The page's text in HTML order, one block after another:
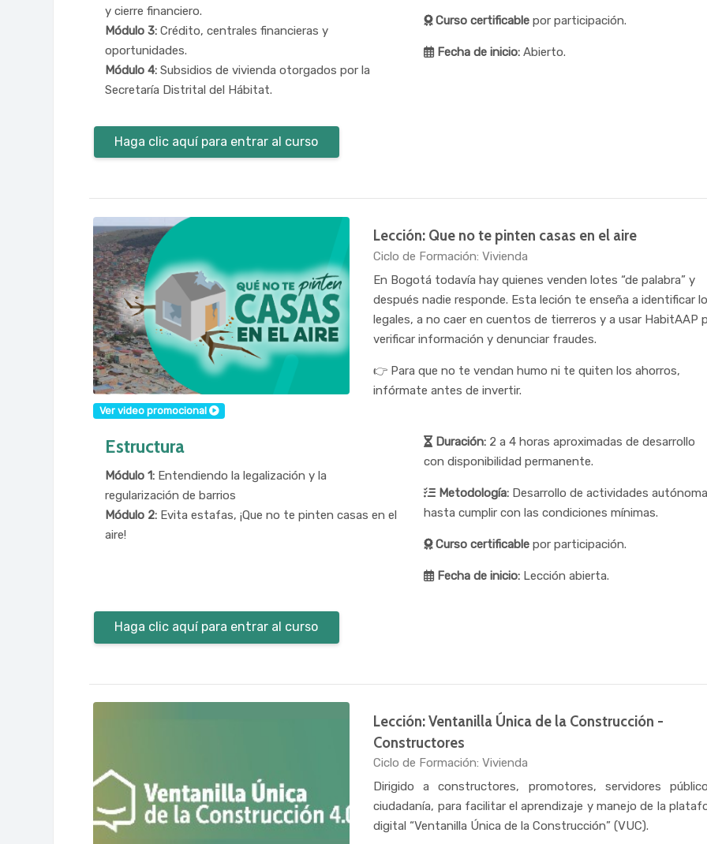
y cierre financiero.
Módulo 3:Crédito, centrales financieras y
oportunidades.
Módulo 4:Subsidios de vivienda otorgados por la
Secretaría Distrital del Hábitat.
Curso certificablepor participación.
Fecha de inicio:Abierto.
Haga clic aquí para entrar al curso
Lección: Que no te pinten casas en el aire
Categoría de cursos
Ciclo de Formación: Vivienda
En Bogotá todavía hay quienes venden lotes “de palabra” y
después nadie responde. Esta leción te enseña a identificar
legales, a no caer en cuentos de tierreros y a usar HabitAAP
verificar información y denunciar fraudes.
👉 Para que no te vendan humo ni te quiten los ahorros,
infórmate antes de invertir.
Ver video promocional
Estructura
Módulo 1: Entendiendo la legalización y la
regularización de barrios
Módulo 2: Evita estafas, ¡Que no te pinten casas en el
aire!
Duración:2 a 4 horas aproximadas de desarrollo
con disponibilidad permanente.
Metodología:Desarrollo de actividades autónoma
hasta cumplir con las condiciones mínimas.
Curso certificablepor participación.
Fecha de inicio:Lección abierta.
Haga clic aquí para entrar al curso
Lección: Ventanilla Única de la Construcción -
Constructores
Categoría de cursos
Ciclo de Formación: Vivienda
Dirigido a constructores, promotores, servidores
ciudadanía, para facilitar el aprendizaje y manejo de la
digital “Ventanilla Única de la Construcción” (VUC).